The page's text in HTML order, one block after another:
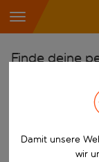
Finde deine
Wähle
Reiseziele
Nach
Damit unsere
wir